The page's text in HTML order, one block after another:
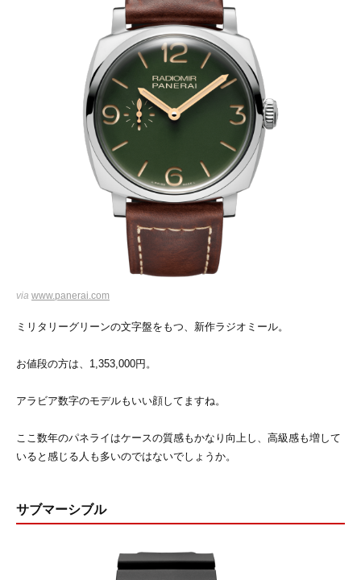
via www.panerai.com
ミリタリーグリーンの文字盤をもつ、新作ラジオミール。
お値段の方は、1,353,000円。
アラビア数字のモデルもいい顔してますね。
ここ数年のパネライはケースの質感もかなり向上し、高級感も増して
いると感じる人も多いのではないでしょうか。
サブマーシブル